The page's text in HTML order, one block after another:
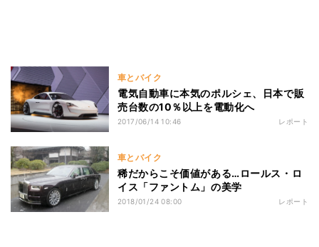
車とバイク
電気自動車に本気のポルシェ、日本で販
売台数の10％以上を電動化へ
2017/06/14 10:46 レポート
車とバイク
稀だからこそ価値がある…ロールス・ロ
イス「ファントム」の美学
2018/01/24 08:00 レポート